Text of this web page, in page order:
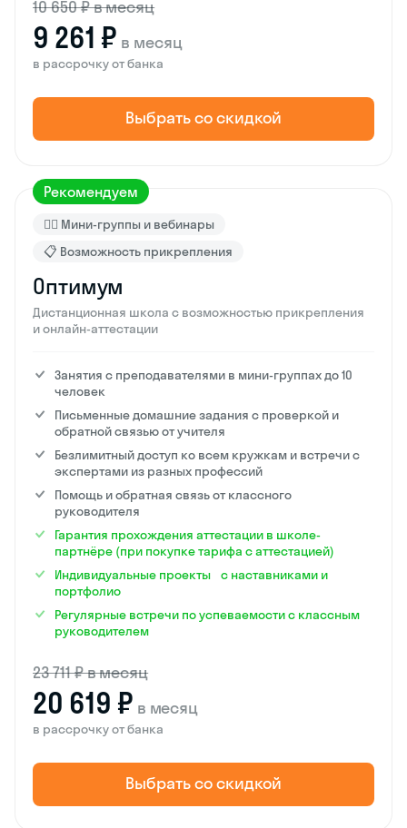
10 650 ₽ в месяц
9 261 ₽ в месяц
в рассрочку от банка
Выбрать со скидкой
Рекомендуем
🙋‍♂️ Мини-группы и вебинары
📋 Возможность прикрепления
Оптимум
Дистанционная школа с возможностью прикрепления
и онлайн-аттестации
Занятия с преподавателями в мини-группах до 10
человек
Письменные домашние задания с проверкой и
обратной связью от учителя
Безлимитный доступ ко всем кружкам и встречи с
экспертами из разных профессий
Помощь и обратная связь от классного
руководителя
Гарантия прохождения аттестации в школе-
партнёре (при покупке тарифа с аттестацией)
Индивидуальные проекты с наставниками и
портфолио
Регулярные встречи по успеваемости с классным
руководителем
23 711 ₽ в месяц
20 619 ₽ в месяц
в рассрочку от банка
Выбрать со скидкой